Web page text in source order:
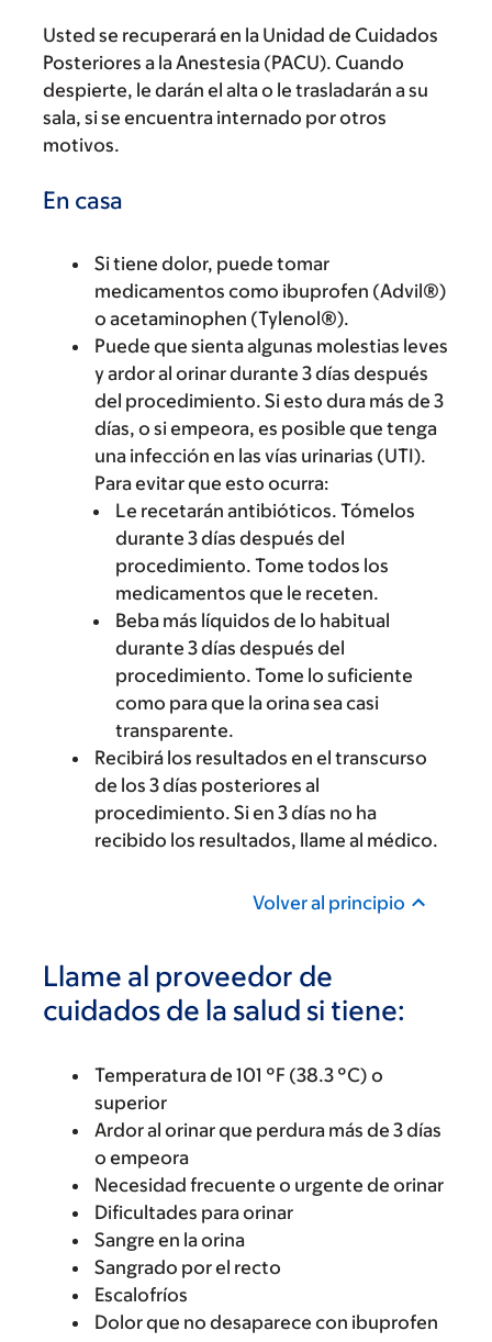
Usted se recuperará en la Unidad de Cuidados
Posteriores a la Anestesia (PACU). Cuando
despierte, le darán el alta o le trasladarán a su
sala, si se encuentra internado por otros
motivos.
En casa
Si tiene dolor, puede tomar
medicamentos como ibuprofen (Advil®)
o acetaminophen (Tylenol®).
Puede que sienta algunas molestias leves
y ardor al orinar durante 3 días después
del procedimiento. Si esto dura más de 3
días, o si empeora, es posible que tenga
una infección en las vías urinarias (UTI).
Para evitar que esto ocurra:
Le recetarán antibióticos. Tómelos
durante 3 días después del
procedimiento. Tome todos los
medicamentos que le receten.
Beba más líquidos de lo habitual
durante 3 días después del
procedimiento. Tome lo suficiente
como para que la orina sea casi
transparente.
Recibirá los resultados en el transcurso
de los 3 días posteriores al
procedimiento. Si en 3 días no ha
recibido los resultados, llame al médico.
Volver al principio
Llame al proveedor de
cuidados de la salud si tiene:
Temperatura de 101 °F (38.3 °C) o
superior
Ardor al orinar que perdura más de 3 días
o empeora
Necesidad frecuente o urgente de orinar
Dificultades para orinar
Sangre en la orina
Sangrado por el recto
Escalofríos
Dolor que no desaparece con ibuprofen